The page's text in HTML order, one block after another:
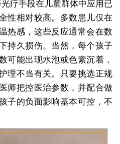
疗手段在儿童群体中应用已
性相对较高。多数患儿仅在
热感，这些反应通常会在数
持久损伤。当然，每个孩子
可能出现水泡或色素沉着，
理不当有关。只要挑选正规
师把控医治参数，并配合做
子的负面影响基本可控，不